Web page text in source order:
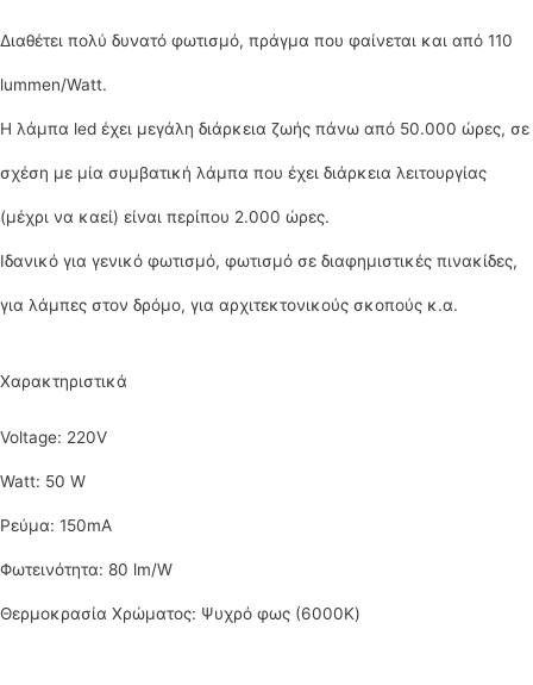
Διαθέτει πολύ δυνατό φωτισμό, πράγμα που φαίνεται και από 110
lummen/Watt.
Η λάμπα led έχει μεγάλη διάρκεια ζωής πάνω από 50.000 ώρες, σε
σχέση με μία συμβατική λάμπα που έχει διάρκεια λειτουργίας
(μέχρι να καεί) είναι περίπου 2.000 ώρες.
Ιδανικό για γενικό φωτισμό, φωτισμό σε διαφημιστικές πινακίδες,
για λάμπες στον δρόμο, για αρχιτεκτονικούς σκοπούς κ.α.
Χαρακτηριστικά
Voltage: 220V
Watt: 50 W
Ρεύμα: 150mA
Φωτεινότητα: 80 lm/W
Θερμοκρασία Χρώματος: Ψυχρό φως (6000K)